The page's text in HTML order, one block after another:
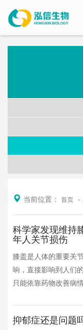
当前位置： 首页
科学家发现维持
年人关节损伤
膝盖是人体的重要关
响，直接影响到人们
只能依靠药物改善病
抑郁症还是问题